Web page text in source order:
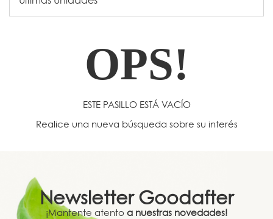
OPS!
ESTE PASILLO ESTÁ VACÍO
Realice una nueva búsqueda sobre su interés
Newsletter Goodafter
¡Mantente atento a nuestras novedades!